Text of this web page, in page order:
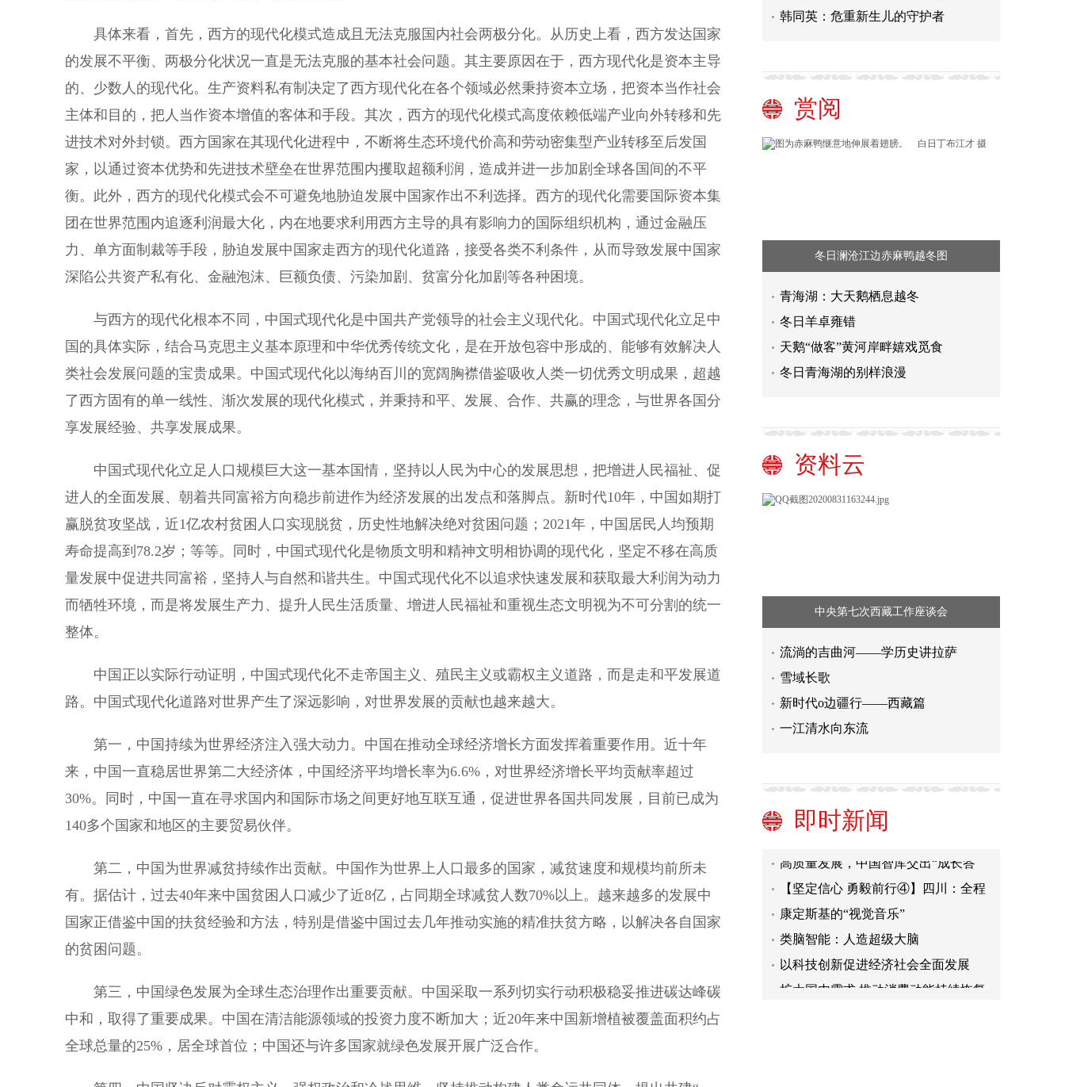
具体来看，首先，西方的现代化模式造成且无法克服国内社会两极分化。从历史上看，西方发达国家
的发展不平衡、两极分化状况一直是无法克服的基本社会问题。其主要原因在于，西方现代化是资本主导
的、少数人的现代化。生产资料私有制决定了西方现代化在各个领域必然秉持资本立场，把资本当作社会
主体和目的，把人当作资本增值的客体和手段。其次，西方的现代化模式高度依赖低端产业向外转移和先
进技术对外封锁。西方国家在其现代化进程中，不断将生态环境代价高和劳动密集型产业转移至后发国
家，以通过资本优势和先进技术壁垒在世界范围内攫取超额利润，造成并进一步加剧全球各国间的不平
衡。此外，西方的现代化模式会不可避免地胁迫发展中国家作出不利选择。西方的现代化需要国际资本集
团在世界范围内追逐利润最大化，内在地要求利用西方主导的具有影响力的国际组织机构，通过金融压
力、单方面制裁等手段，胁迫发展中国家走西方的现代化道路，接受各类不利条件，从而导致发展中国家
深陷公共资产私有化、金融泡沫、巨额负债、污染加剧、贫富分化加剧等各种困境。
与西方的现代化根本不同，中国式现代化是中国共产党领导的社会主义现代化。中国式现代化立足中
国的具体实际，结合马克思主义基本原理和中华优秀传统文化，是在开放包容中形成的、能够有效解决人
类社会发展问题的宝贵成果。中国式现代化以海纳百川的宽阔胸襟借鉴吸收人类一切优秀文明成果，超越
了西方固有的单一线性、渐次发展的现代化模式，并秉持和平、发展、合作、共赢的理念，与世界各国分
享发展经验、共享发展成果。
中国式现代化立足人口规模巨大这一基本国情，坚持以人民为中心的发展思想，把增进人民福祉、促
进人的全面发展、朝着共同富裕方向稳步前进作为经济发展的出发点和落脚点。新时代10年，中国如期打
赢脱贫攻坚战，近1亿农村贫困人口实现脱贫，历史性地解决绝对贫困问题；2021年，中国居民人均预期
寿命提高到78.2岁；等等。同时，中国式现代化是物质文明和精神文明相协调的现代化，坚定不移在高质
量发展中促进共同富裕，坚持人与自然和谐共生。中国式现代化不以追求快速发展和获取最大利润为动力
而牺牲环境，而是将发展生产力、提升人民生活质量、增进人民福祉和重视生态文明视为不可分割的统一
整体。
中国正以实际行动证明，中国式现代化不走帝国主义、殖民主义或霸权主义道路，而是走和平发展道
路。中国式现代化道路对世界产生了深远影响，对世界发展的贡献也越来越大。
第一，中国持续为世界经济注入强大动力。中国在推动全球经济增长方面发挥着重要作用。近十年
来，中国一直稳居世界第二大经济体，中国经济平均增长率为6.6%，对世界经济增长平均贡献率超过
30%。同时，中国一直在寻求国内和国际市场之间更好地互联互通，促进世界各国共同发展，目前已成为
140多个国家和地区的主要贸易伙伴。
第二，中国为世界减贫持续作出贡献。中国作为世界上人口最多的国家，减贫速度和规模均前所未
有。据估计，过去40年来中国贫困人口减少了近8亿，占同期全球减贫人数70%以上。越来越多的发展中
国家正借鉴中国的扶贫经验和方法，特别是借鉴中国过去几年推动实施的精准扶贫方略，以解决各自国家
的贫困问题。
第三，中国绿色发展为全球生态治理作出重要贡献。中国采取一系列切实行动积极稳妥推进碳达峰碳
中和，取得了重要成果。中国在清洁能源领域的投资力度不断加大；近20年来中国新增植被覆盖面积约占
全球总量的25%，居全球首位；中国还与许多国家就绿色发展开展广泛合作。
韩同英：危重新生儿的守护者
赏阅
冬日澜沧江边赤麻鸭越冬图
青海湖：大天鹅栖息越冬
冬日羊卓雍错
天鹅“做客”黄河岸畔嬉戏觅食
冬日青海湖的别样浪漫
资料云
中央第七次西藏工作座谈会
流淌的吉曲河——学历史讲拉萨
雪域长歌
新时代o边疆行——西藏篇
一江清水向东流
即时新闻
艺术作品阐释“声”之生生不息
汉语盘点年度字词揭晓